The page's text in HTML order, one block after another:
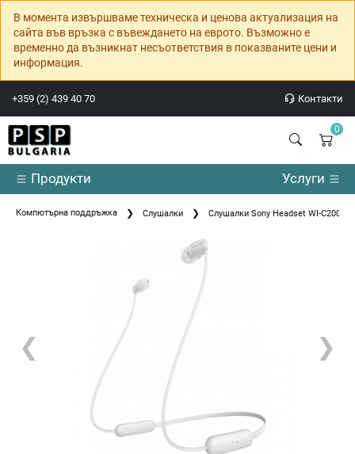
В момента извършваме техническа и ценова актуализация на
сайта във връзка с въвеждането на еврото. Възможно е
временно да възникнат несъответствия в показваните цени и
информация.
+359 (2) 439 40 70 Контакти
0
Продукти Услуги
Компютърна поддръжка Слушалки Слушалки Sony Headset WI-C200
❮ ❯